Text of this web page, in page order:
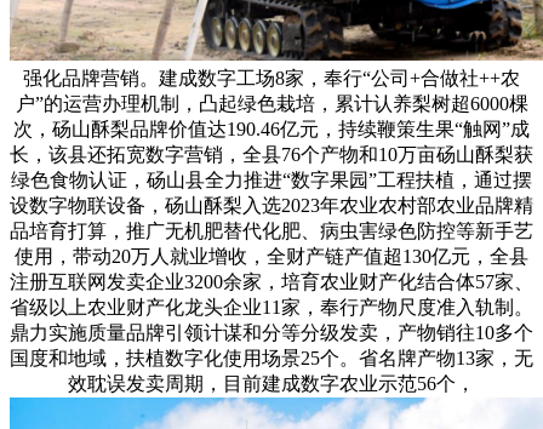
强化品牌营销。建成数字工场8家，奉行“公司+合做社++农
户”的运营办理机制，凸起绿色栽培，累计认养梨树超6000棵
次，砀山酥梨品牌价值达190.46亿元，持续鞭策生果“触网”成
长，该县还拓宽数字营销，全县76个产物和10万亩砀山酥梨获
绿色食物认证，砀山县全力推进“数字果园”工程扶植，通过摆
设数字物联设备，砀山酥梨入选2023年农业农村部农业品牌精
品培育打算，推广无机肥替代化肥、病虫害绿色防控等新手艺
使用，带动20万人就业增收，全财产链产值超130亿元，全县
注册互联网发卖企业3200余家，培育农业财产化结合体57家、
省级以上农业财产化龙头企业11家，奉行产物尺度准入轨制。
鼎力实施质量品牌引领计谋和分等分级发卖，产物销往10多个
国度和地域，扶植数字化使用场景25个。省名牌产物13家，无
效耽误发卖周期，目前建成数字农业示范56个，